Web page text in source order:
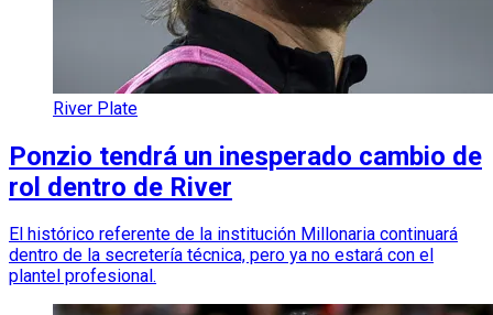
River Plate
Ponzio tendrá un inesperado cambio de
rol dentro de River
El histórico referente de la institución Millonaria continuará
dentro de la secretería técnica, pero ya no estará con el
plantel profesional.